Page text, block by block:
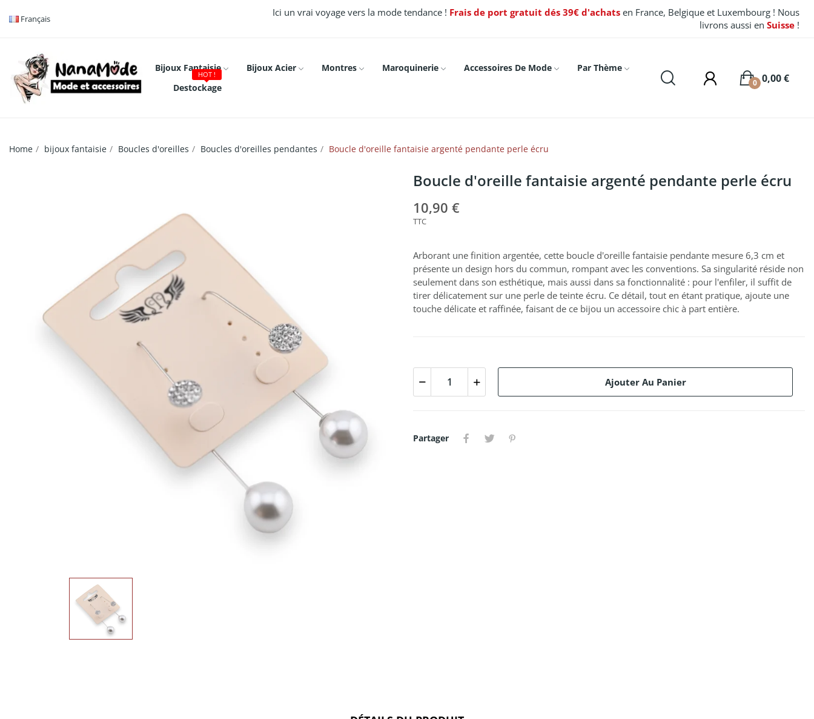
Français
Ici un vrai voyage vers la mode tendance ! Frais de port gratuit dés 39€ d'achats en France, Belgique et Luxembourg ! Nous
livrons aussi enSuisse !
Bijoux Fantaisie Bijoux Acier Montres Maroquinerie Accessoires De Mode
Par Thème
Destockage
HOT ! 0,00 €
0
Home bijoux fantaisie Boucles d'oreilles Boucles d'oreilles pendantes Boucle d'oreille fantaisie argenté pendante perle écru
Boucle d'oreille fantaisie argenté pendante perle écru
10,90 €
TTC
Arborant une finition argentée, cette boucle d'oreille fantaisie pendante mesure 6,3 cm et
présente un design hors du commun, rompant avec les conventions. Sa singularité réside non
seulement dans son esthétique, mais aussi dans sa fonctionnalité : pour l'enfiler, il suffit de
tirer délicatement sur une perle de teinte écru. Ce détail, tout en étant pratique, ajoute une
touche délicate et raffinée, faisant de ce bijou un accessoire chic à part entière.
Ajouter Au Panier
Partager